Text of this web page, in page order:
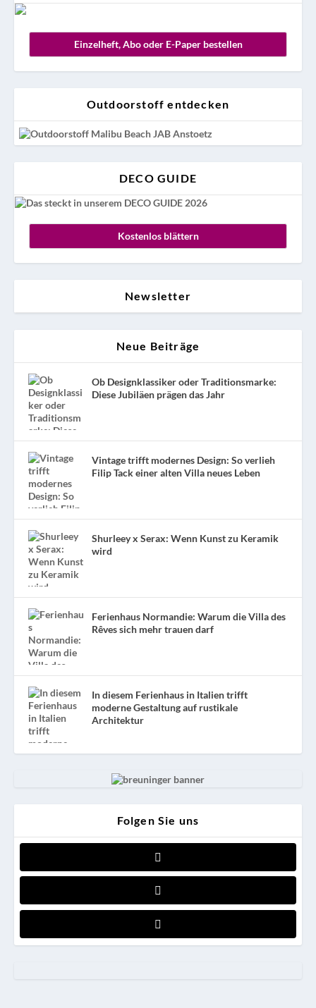
Einzelheft, Abo oder E-Paper bestellen
Outdoorstoff entdecken
DECO GUIDE
Kostenlos blättern
Newsletter
Neue Beiträge
Ob Designklassiker oder Traditionsmarke:
Diese Jubiläen prägen das Jahr
Vintage trifft modernes Design: So verlieh
Filip Tack einer alten Villa neues Leben
Shurleey x Serax: Wenn Kunst zu Keramik
wird
Ferienhaus Normandie: Warum die Villa des
Rêves sich mehr trauen darf
In diesem Ferienhaus in Italien trifft
moderne Gestaltung auf rustikale
Architektur
Folgen Sie uns